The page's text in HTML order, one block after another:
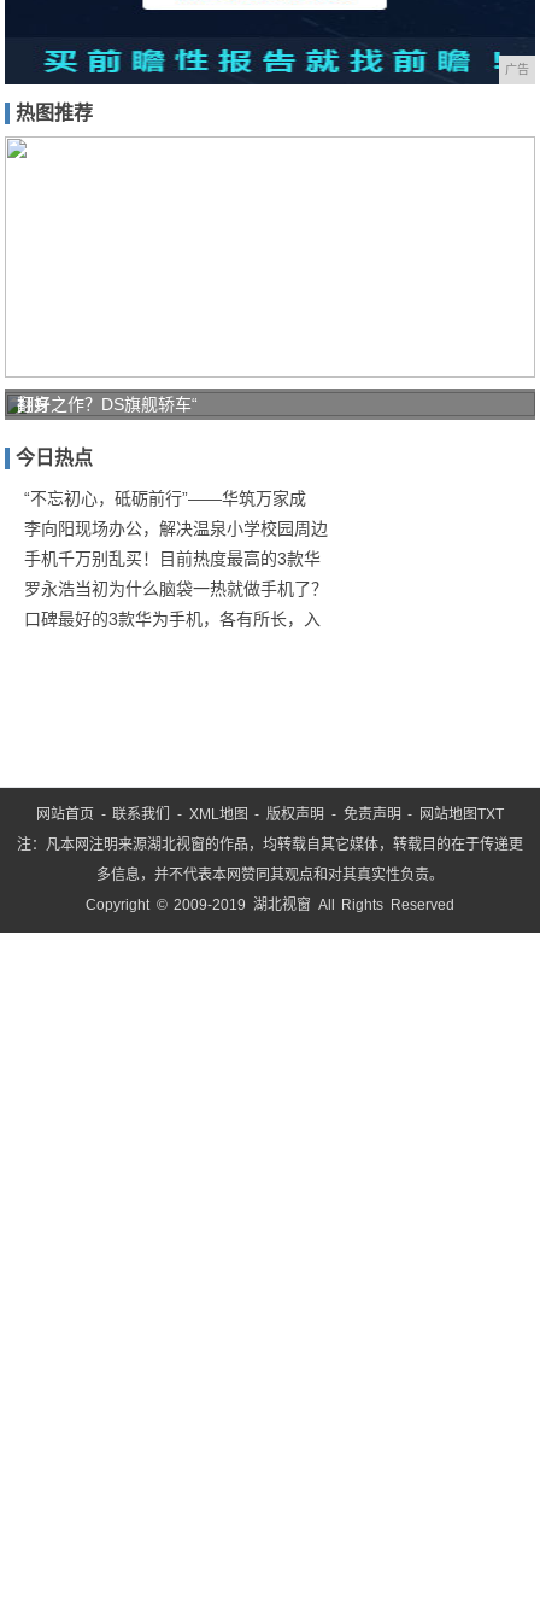
广告
热图推荐
打好
防疫
保卫
战！
商汤
翻身之作？DS旗舰轿车“
今日热点
“不忘初心，砥砺前行”——华筑万家成
李向阳现场办公，解决温泉小学校园周边
手机千万别乱买！目前热度最高的3款华
罗永浩当初为什么脑袋一热就做手机了？
口碑最好的3款华为手机，各有所长，入
网站首页 -联系我们 - XML地图 -版权声明 - 免责声明 - 网站地图TXT
注：凡本网注明来源湖北视窗的作品，均转载自其它媒体，转载目的在于传递更
多信息，并不代表本网赞同其观点和对其真实性负责。
Copyright © 2009-2019 湖北视窗 All Rights Reserved